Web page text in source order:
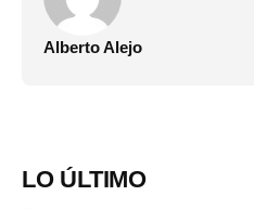
Alberto Alejo
LO ÚLTIMO